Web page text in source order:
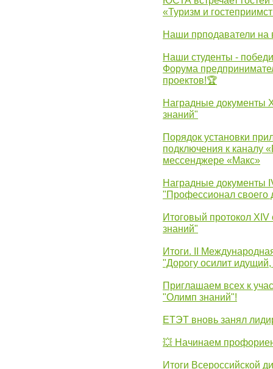
«Туризм и
Наши прподаватели
Наши студенты -
Форума
проектов!🏆
Наградные документы
знаний"
Порядок установки
подключения к каналу
мессенджере «Макс»
Наградные документы
"Профессионал своего
Итоговый протокол
знаний"
Итоги. II
"Дорогу осилит
Приглашаем всех к
"Олимп знаний"!
ЕТЭТ вновь занял
💥 Начинаем
Итоги Всероссийской